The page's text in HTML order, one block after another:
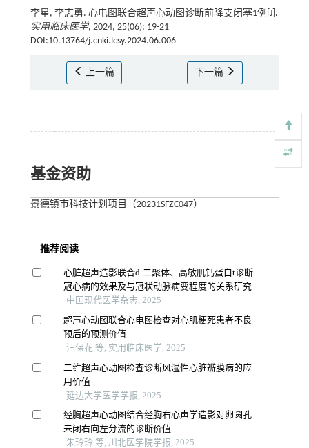
李星, 李志勇. 心电图联合超声心动图诊断前降支闭塞1例[J].
实用临床医学, 2024, 25(06): 19-21
DOI:10.13764/j.cnki.lcsy.2024.06.006
上一篇 下一篇
基金资助
景德镇市科技计划项目（20231SFZC047）